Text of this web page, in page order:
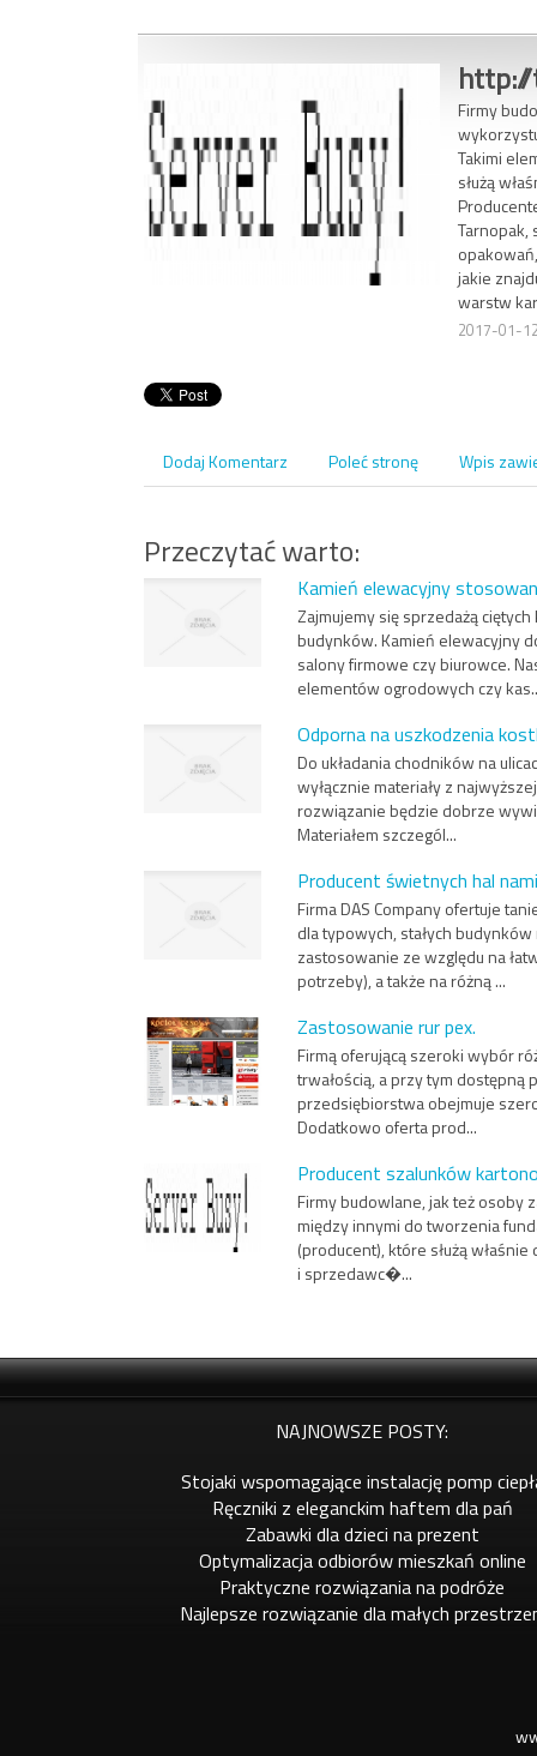
Firmy
Takimi
służą
Tarnopak,
jakie
warstw
2017-01-
Dodaj Komentarz Poleć stronę Wpis
Przeczytać warto:
Kamień elewacyjny
Zajmujemy się sprzedażą
budynków. Kamień elewacyjny
salony firmowe czy biurowce.
elementów ogrodowych czy
Odporna na uszkodzenia
Do układania chodników na
wyłącznie materiały z
rozwiązanie będzie dobrze
Materiałem szczegól...
Producent świetnych hal
Firma DAS Company ofertuje
dla typowych, stałych
zastosowanie ze względu na
potrzeby), a także na różną ...
Zastosowanie rur pex.
Firmą oferującą szeroki wybór
trwałością, a przy tym
przedsiębiorstwa obejmuje
Dodatkowo oferta prod...
Producent szalunków
Firmy budowlane, jak też osoby
między innymi do tworzenia
(producent), które służą
i sprzedawc�...
NAJNOWSZE POSTY:
Stojaki wspomagające instalację pomp
Ręczniki z eleganckim haftem dla pań
Zabawki dla dzieci na prezent
Optymalizacja odbiorów mieszkań online
Praktyczne rozwiązania na podróże
Najlepsze rozwiązanie dla małych